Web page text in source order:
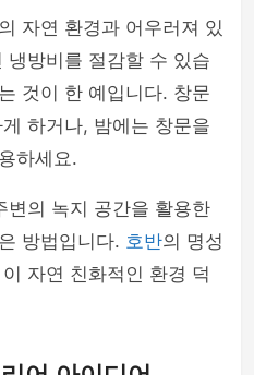
의 자연 환경과 어우러져 있
냉방비를 절감할 수 있습
것이 한 예입니다. 창문
하거나, 밤에는 창문을
하세요.
변의 녹지 공간을 활용한
방법입니다. 호반의 명성
자연 친화적인 환경 덕